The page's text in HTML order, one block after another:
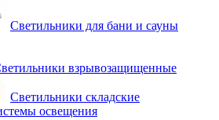
Светильники для бани и сауны
взрывозащищенные
Светильники складские
освещения